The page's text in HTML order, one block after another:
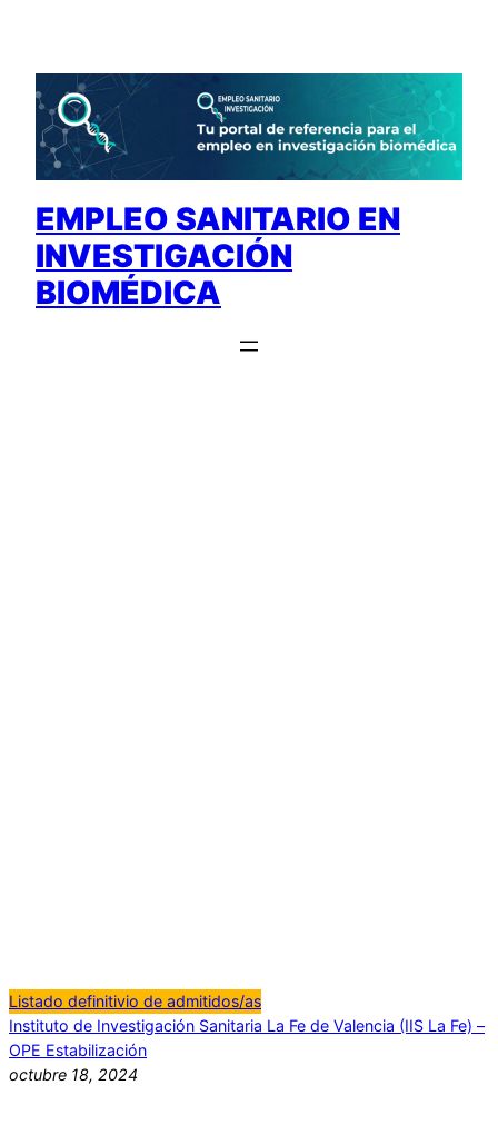
contenido
EMPLEO SANITARIO EN
INVESTIGACIÓN
BIOMÉDICA
Listado definitivio de admitidos/as
Instituto de Investigación Sanitaria La Fe de Valencia (IIS La Fe) –
OPE Estabilización
octubre 18, 2024